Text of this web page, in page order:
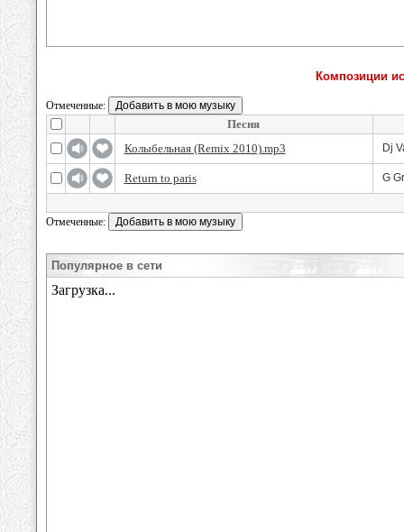
Композиции
Отмеченные:
Песня
Колыбельная (Remix 2010).mp3
Dj
Return to paris G
Отмеченные:
Популярное в сети